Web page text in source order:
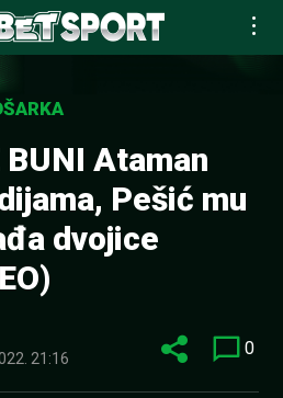
BUNI Ataman
Pešić mu
dvojice
21:16 0